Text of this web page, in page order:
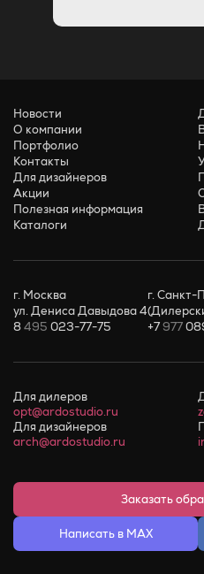
Новости
О компании
Портфолио
Контакты
Для дизайнеров
Акции
Полезная информация
Каталоги
г. Москва
ул. Дениса Давыдова 4
8495 023-77-75
г. Санкт-
+7977
Для дилеров
opt@ardostudio.ru
Для дизайнеров
arch@ardostudio.ru
Заказать
Написать в MAX